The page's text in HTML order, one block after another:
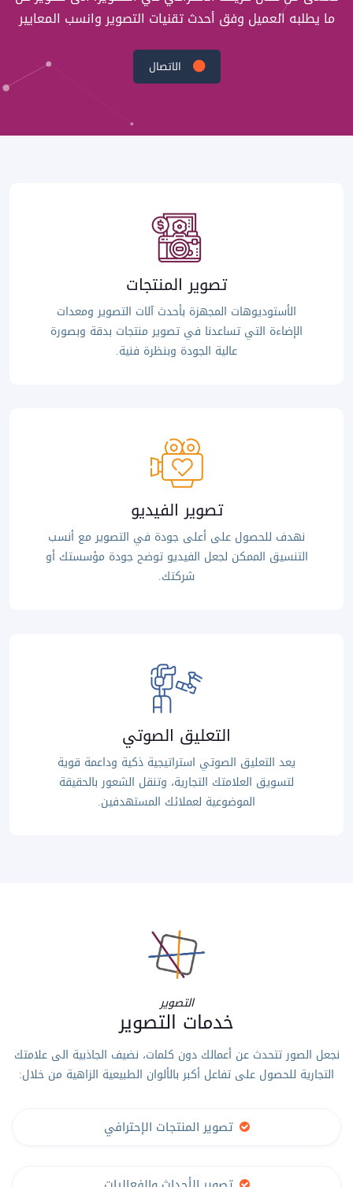
ما يطلبه العميل وفق أحدث تقنيات التصوير وانسب المعايير
الاتصال
تصوير المنتجات
الأستوديوهات المجهزة بأحدث آلات التصوير ومعدات
الإضاءة التي تساعدنا في تصوير منتجات بدقة وبصورة
عالية الجودة وبنظرة فنية.
تصوير الفيديو
نهدف للحصول على أعلى جودة في التصوير مع أنسب
التنسيق الممكن لجعل الفيديو توضح جودة مؤسستك أو
شركتك.
التعليق الصوتي
يعد التعليق الصوتي استراتيجية ذكية وداعمة قوية
لتسويق العلامتك التجارية، وتنقل الشعور بالحقيقة
الموضوعية لعملائك المستهدفين.
التصوير
خدمات التصوير
نجعل الصور تتحدث عن أعمالك دون كلمات، نضيف الجاذبية الى علامتك
التجارية للحصول على تفاعل أكبر بالألوان الطبيعية الزاهية من خلال:
تصوير المنتجات الإحترافي